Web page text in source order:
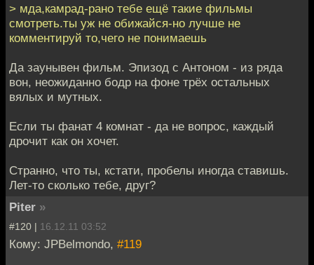
> мда,камрад-рано тебе ещё такие фильмы
смотреть.ты уж не обижайся-но лучше не
комментируй то,чего не понимаешь
Да заунывен фильм. Эпизод с Антоном - из ряда
вон, неожиданно бодр на фоне трёх остальных
вялых и мутных.
Если ты фанат 4 комнат - да не вопрос, каждый
дрочит как он хочет.
Странно, что ты, кстати, пробелы иногда ставишь.
Лет-то сколько тебе, друг?
Piter »
#120 | 16.12.11 03:52
Кому: JPBelmondo, #119